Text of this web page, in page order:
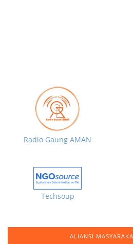
Radio Gaung AMAN
Techsoup
ALIANSI